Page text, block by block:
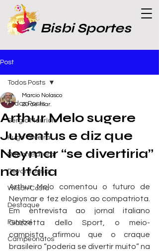
Bisbi Sportes
Post
Todos Posts
Sergio Maurício
Hugo Oliveira
Renan Batera
Devanil Junior
Wilson Costa
Destaque
Futebol
Campeonatos
Todos Posts
Arthur Melo sugere
Juventus e diz que
Neymar “se divertiria”
na Itália
Marcio Nolasco
20 de mar.
Arthur Melo comentou o futuro de
Neymar e fez elogios ao compatriota.
Em entrevista ao jornal italiano
Gazzetta dello Sport, o meio-
campista afirmou que o craque
brasileiro “poderia se divertir muito” na